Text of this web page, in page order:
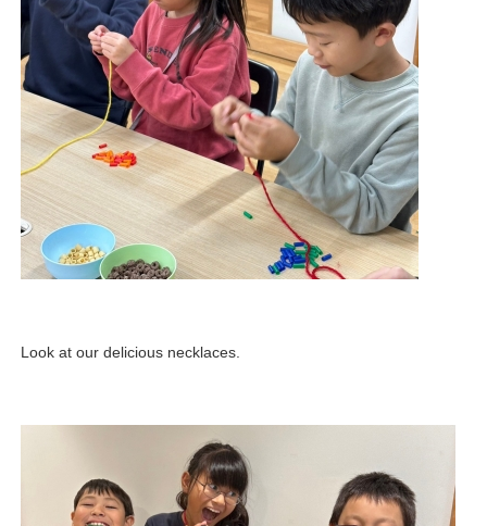
Look at our delicious necklaces.